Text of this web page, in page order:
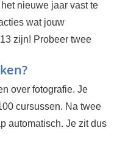
nieuwe jaar vast te
wat jouw
zijn! Probeer twee
over fotografie. Je
cursussen. Na twee
automatisch. Je zit dus